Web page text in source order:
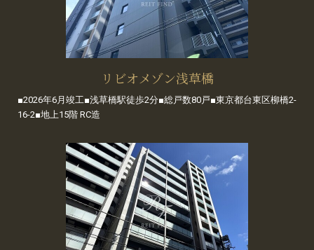
リビオメゾン浅草橋
■2026年6月竣工■浅草橋駅徒歩2分■総戸数80戸■東京都台東区柳橋2-
16-2■地上15階 RC造